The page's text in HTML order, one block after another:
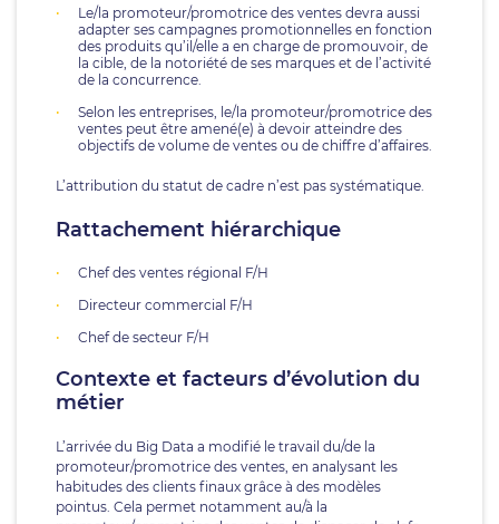
Le/la promoteur/promotrice des ventes devra aussi
adapter ses campagnes promotionnelles en fonction
des produits qu’il/elle a en charge de promouvoir, de
la cible, de la notoriété de ses marques et de l’activité
de la concurrence.
Selon les entreprises, le/la promoteur/promotrice des
ventes peut être amené(e) à devoir atteindre des
objectifs de volume de ventes ou de chiffre d’affaires.
L’attribution du statut de cadre n’est pas systématique.
Rattachement hiérarchique
Chef des ventes régional F/H
Directeur commercial F/H
Chef de secteur F/H
Contexte et facteurs d’évolution du
métier
L’arrivée du Big Data a modifié le travail du/de la
promoteur/promotrice des ventes, en analysant les
habitudes des clients finaux grâce à des modèles
pointus. Cela permet notamment au/à la